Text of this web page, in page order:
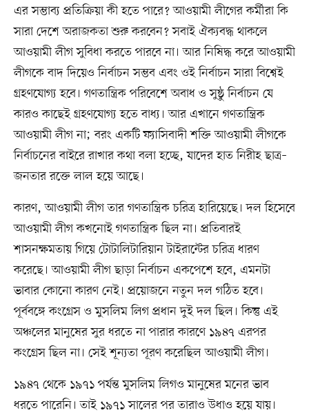
এর সম্ভাব্য প্রতিক্রিয়া কী হতে পারে? আওয়ামী লীগের কর্মীরা কি
সারা দেশে অরাজকতা শুরু করবেন? সবাই ঐক্যবদ্ধ থাকলে
আওয়ামী লীগ সুবিধা করতে পারবে না। আর নিষিদ্ধ করে আওয়ামী
লীগকে বাদ দিয়েও নির্বাচন সম্ভব এবং ওই নির্বাচন সারা বিশ্বেই
গ্রহণযোগ্য হবে। গণতান্ত্রিক পরিবেশে অবাধ ও সুষ্ঠু নির্বাচন যে
কারও কাছেই গ্রহণযোগ্য হতে বাধ্য। আর এখানে গণতান্ত্রিক
আওয়ামী লীগ না; বরং একটি ফ্যাসিবাদী শক্তি আওয়ামী লীগকে
নির্বাচনের বাইরে রাখার কথা বলা হচ্ছে, যাদের হাত নিরীহ ছাত্র–
জনতার রক্তে লাল হয়ে আছে।
কারণ, আওয়ামী লীগ তার গণতান্ত্রিক চরিত্র হারিয়েছে। দল হিসেবে
আওয়ামী লীগ কখনোই গণতান্ত্রিক ছিল না। প্রতিবারই
শাসনক্ষমতায় গিয়ে টোটালিটারিয়ান টাইরান্টের চরিত্র ধারণ
করেছে। আওয়ামী লীগ ছাড়া নির্বাচন একপেশে হবে, এমনটা
ভাবার কোনো কারণ নেই। প্রয়োজনে নতুন দল গঠিত হবে।
পূর্ববঙ্গে কংগ্রেস ও মুসলিম লিগ প্রধান দুই দল ছিল। কিন্তু এই
অঞ্চলের মানুষের সুর ধরতে না পারার কারণে ১৯৪৭ এরপর
কংগ্রেস ছিল না। সেই শূন্যতা পূরণ করেছিল আওয়ামী লীগ।
১৯৪৭ থেকে ১৯৭১ পর্যন্ত মুসলিম লিগও মানুষের মনের ভাব
ধরতে পারেনি। তাই ১৯৭১ সালের পর তারাও উধাও হয়ে যায়।